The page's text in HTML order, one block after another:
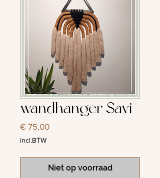
wandhanger Savi
€ 75,00Prijs
incl.BTW
Niet op voorraad